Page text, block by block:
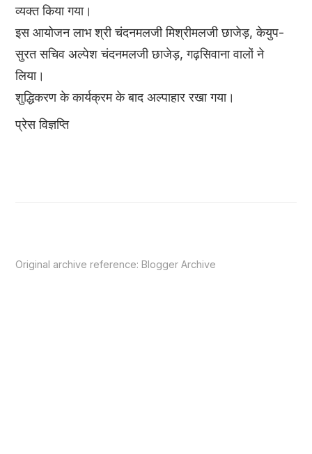
व्यक्त किया गया।
इस आयोजन लाभ श्री चंदनमलजी मिश्रीमलजी छाजेड़, केयुप-
सुरत सचिव अल्पेश चंदनमलजी छाजेड़, गढ़सिवाना वालों ने
लिया।
शुद्धिकरण के कार्यक्रम के बाद अल्पाहार रखा गया।
प्रेस विज्ञप्ति
Original archive reference:Blogger Archive